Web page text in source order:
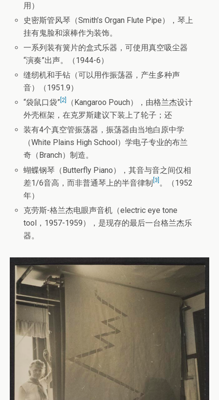
用）
史密斯管风琴（Smith’s Organ Flute Pipe），琴上
挂有鬼脸和滚棒作为装饰。
一系列装有簧片的盒式乐器，可使用真空吸尘器
“演奏”出声。（1944-6）
缝纫机和手钻（可以用作振荡器，产生多种声
音）（1951.9）
“袋鼠口袋”[2]
（Kangaroo Pouch），由格兰杰设计
外壳框架，在克罗斯建议下装上了轮子；还
装有4个真空管振荡器，振荡器由当地白原中学
（White Plains High School）学电子专业的布兰
奇（Branch）制造。
蝴蝶钢琴（Butterfly Piano），其音与音之间仅相
差1/6音高，而非普通琴上的半音律制 [3] 。（1952
年）
克劳斯-格兰杰电眼声音机（electric eye tone
tool，1957-1959），是现存的最后一台格兰杰乐
器。